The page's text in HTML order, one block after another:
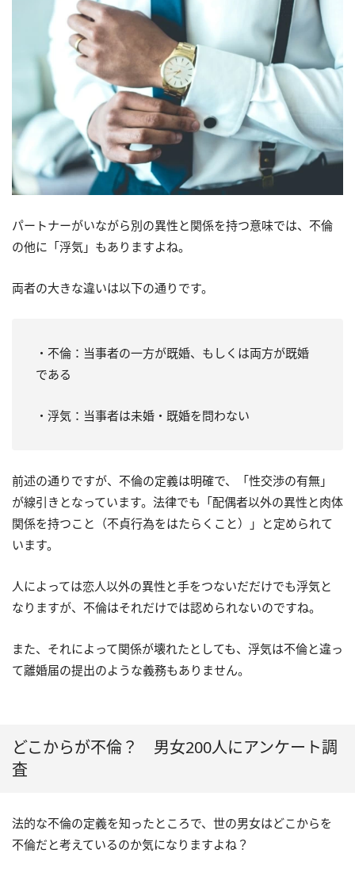
パートナーがいながら別の異性と関係を持つ意味では、不倫
の他に「浮気」もありますよね。
両者の大きな違いは以下の通りです。
・不倫：当事者の一方が既婚、もしくは両方が既婚
である
・浮気：当事者は未婚・既婚を問わない
前述の通りですが、不倫の定義は明確で、「性交渉の有無」
が線引きとなっています。法律でも「配偶者以外の異性と肉体
関係を持つこと（不貞行為をはたらくこと）」と定められて
います。
人によっては恋人以外の異性と手をつないだだけでも浮気と
なりますが、不倫はそれだけでは認められないのですね。
また、それによって関係が壊れたとしても、浮気は不倫と違っ
て離婚届の提出のような義務もありません。
どこからが不倫？ 男女200人にアンケート調
査
法的な不倫の定義を知ったところで、世の男女はどこからを
不倫だと考えているのか気になりますよね？